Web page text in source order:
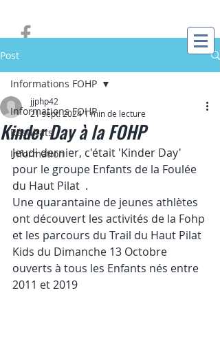
Post
Informations FOHP
Résultats
Information
Informations FOHP
Kinder Day à la FOHP
jjphp42
21 sept. 2024 1 min de lecture
Jeudi dernier, c'était 'Kinder Day'
pour le groupe Enfants de la Foulée
du Haut Pilat  .
Une quarantaine de jeunes athlètes
ont découvert les activités de la Fohp
et les parcours du Trail du Haut Pilat
Kids du Dimanche 13 Octobre
ouverts à tous les Enfants nés entre
2011 et 2019